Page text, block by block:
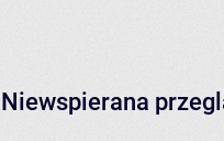
Niewspierana